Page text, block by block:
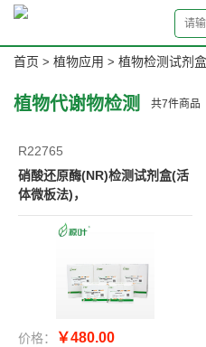
首页 > 植物应用 > 植物检测试剂盒
植物代谢物检测 共7件商品
R22765
硝酸还原酶(NR)检测试剂盒(活
体微板法)，
价格： ￥480.00